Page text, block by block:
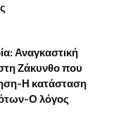
Αναγκαστική
Ζάκυνθο που
Η κατάσταση
Ο λόγος